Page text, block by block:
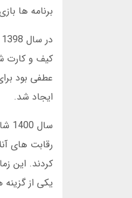
برنامه ها
کیف و کارت
عطفی بود
ایجاد شد.
رقابت های
کردند. این
یکی از